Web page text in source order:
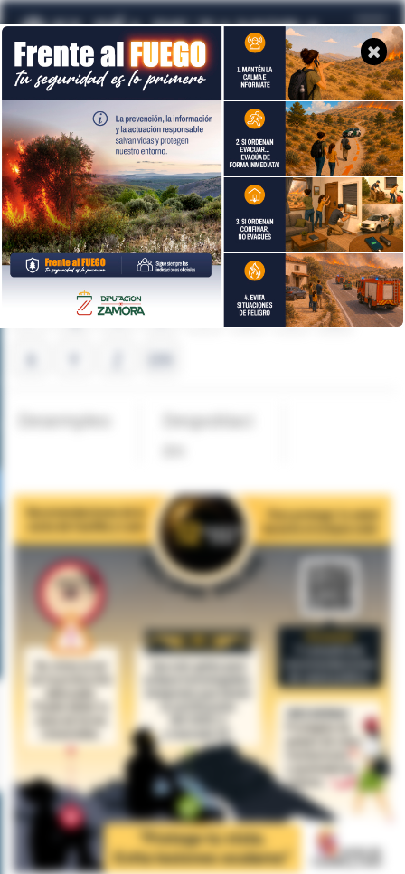
Temas de actualidad
A B C D E F G
H
I
J K L M N Ñ
O
Q R U V
W
X
09
Desempleo
Despoblaci